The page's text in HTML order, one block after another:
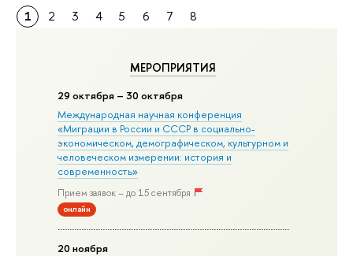
МЕРОПРИЯТИЯ
29 октября – 30 октября
Международная научная конференция
«Миграции в Росcии и СССР в социально-
экономическом, демографическом, культурном и
человеческом измерении: история и
современность»
Прием заявок – до 15 сентября
онлайн
20 ноября
1 2 3 4 5 6 7 8